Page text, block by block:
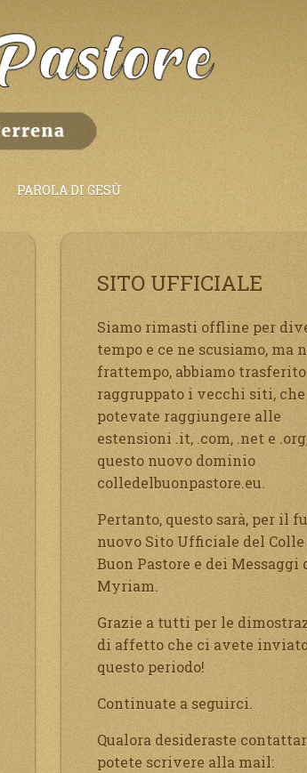
PAROLA DI GESÙ
SITO UFFICIALE
Siamo rimasti offline per
tempo e ce ne scusiamo, ma
frattempo, abbiamo trasferito
raggruppato i vecchi siti, che
potevate raggiungere alle
estensioni .it, .com, .net e
questo nuovo dominio
colledelbuonpastore.eu.
Pertanto, questo sarà, per il
nuovo Sito Ufficiale del Colle
Buon Pastore e dei Messaggi
Myriam.
Grazie a tutti per le
di affetto che ci avete
questo periodo!
Continuate a seguirci.
Qualora desideraste
potete scrivere alla mail: